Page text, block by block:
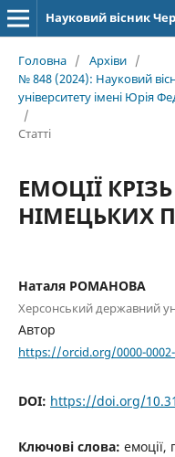
Головна / Архіви /
№ 848 (2024): Науковий
університету імені Юрія
/
Статті
ЕМОЦІЇ
НІМЕЦЬКИХ
Наталя РОМАНОВА
Херсонський державний
Автор
https://orcid.org/0000-0002-
DOI: https://doi.org/
Ключові слова: емоції,